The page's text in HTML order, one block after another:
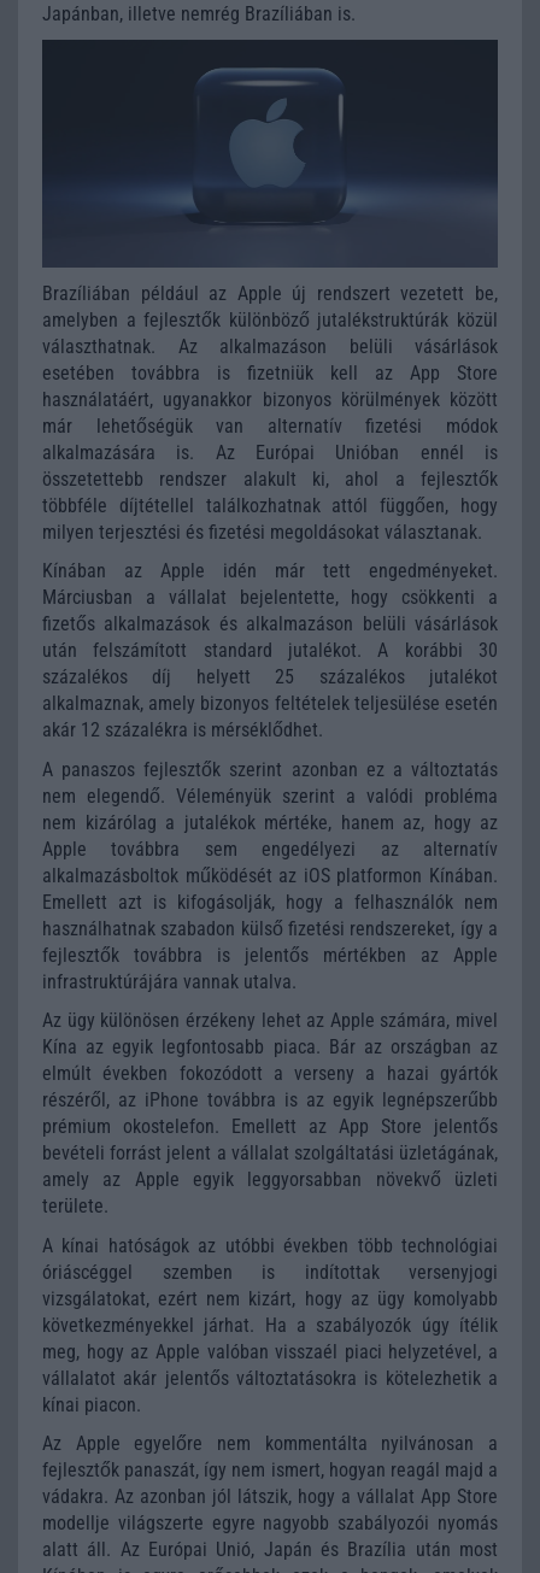
Japánban, illetve nemrég Brazíliában is.
Brazíliában például az Apple új rendszert vezetett be,
amelyben a fejlesztők különböző jutalékstruktúrák közül
választhatnak. Az alkalmazáson belüli vásárlások
esetében továbbra is fizetniük kell az App Store
használatáért, ugyanakkor bizonyos körülmények között
már lehetőségük van alternatív fizetési módok
alkalmazására is. Az Európai Unióban ennél is
összetettebb rendszer alakult ki, ahol a fejlesztők
többféle díjtétellel találkozhatnak attól függően, hogy
milyen terjesztési és fizetési megoldásokat választanak.
Kínában az Apple idén már tett engedményeket.
Márciusban a vállalat bejelentette, hogy csökkenti a
fizetős alkalmazások és alkalmazáson belüli vásárlások
után felszámított standard jutalékot. A korábbi 30
százalékos díj helyett 25 százalékos jutalékot
alkalmaznak, amely bizonyos feltételek teljesülése esetén
akár 12 százalékra is mérséklődhet.
A panaszos fejlesztők szerint azonban ez a változtatás
nem elegendő. Véleményük szerint a valódi probléma
nem kizárólag a jutalékok mértéke, hanem az, hogy az
Apple továbbra sem engedélyezi az alternatív
alkalmazásboltok működését az iOS platformon Kínában.
Emellett azt is kifogásolják, hogy a felhasználók nem
használhatnak szabadon külső fizetési rendszereket, így a
fejlesztők továbbra is jelentős mértékben az Apple
infrastruktúrájára vannak utalva.
Az ügy különösen érzékeny lehet az Apple számára, mivel
Kína az egyik legfontosabb piaca. Bár az országban az
elmúlt években fokozódott a verseny a hazai gyártók
részéről, az iPhone továbbra is az egyik legnépszerűbb
prémium okostelefon. Emellett az App Store jelentős
bevételi forrást jelent a vállalat szolgáltatási üzletágának,
amely az Apple egyik leggyorsabban növekvő üzleti
területe.
A kínai hatóságok az utóbbi években több technológiai
óriáscéggel szemben is indítottak versenyjogi
vizsgálatokat, ezért nem kizárt, hogy az ügy komolyabb
következményekkel járhat. Ha a szabályozók úgy ítélik
meg, hogy az Apple valóban visszaél piaci helyzetével, a
vállalatot akár jelentős változtatásokra is kötelezhetik a
kínai piacon.
Az Apple egyelőre nem kommentálta nyilvánosan a
fejlesztők panaszát, így nem ismert, hogyan reagál majd a
vádakra. Az azonban jól látszik, hogy a vállalat App Store
modellje világszerte egyre nagyobb szabályozói nyomás
alatt áll. Az Európai Unió, Japán és Brazília után most